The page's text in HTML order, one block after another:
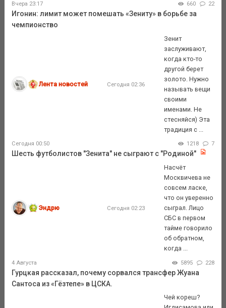
Вчера 23:17 660 22
Игонин: лимит может помешать «Зениту» в борьбе за
чемпионство
Лента новостей Сегодня 02:36
Зенит
заслуживают,
когда кто-то
другой берет
золото. Нужно
называть вещи
своими
именами. Не
стесняйся) Эта
традиция с ...
Сегодня 00:50 1218 7
Шесть футболистов "Зенита" не сыграют с "Родиной"
Эндрю Сегодня 02:23
Насчёт
Москвичева не
совсем ласке,
что он уверенно
сыграл. Лицо
СБС в первом
тайме говорило
об обратном,
когда ...
4 Августа 5895 228
Гурцкая рассказал, почему сорвался трансфер Жуана
Сантоса из «Гёзтепе» в ЦСКА.
Чей кореш?